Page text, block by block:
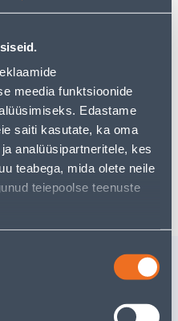
meedia funktsioonide
Edastame
saiti kasutate, ka oma
analüüsipartneritele, kes
teabega, mida olete neile
teiepoolse teenuste
Head ostlemist!
vahemikus 15-36 kg
TARVIK